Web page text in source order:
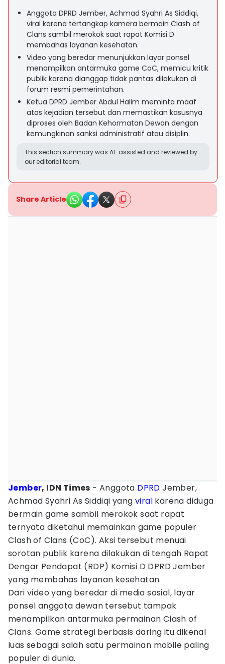
Anggota DPRD Jember, Achmad Syahri As Siddiqi,
viral karena tertangkap kamera bermain Clash of
Clans sambil merokok saat rapat Komisi D
membahas layanan kesehatan.
Video yang beredar menunjukkan layar ponsel
menampilkan antarmuka game CoC, memicu kritik
publik karena dianggap tidak pantas dilakukan di
forum resmi pemerintahan.
Ketua DPRD Jember Abdul Halim meminta maaf
atas kejadian tersebut dan memastikan kasusnya
diproses oleh Badan Kehormatan Dewan dengan
kemungkinan sanksi administratif atau disiplin.
This section summary was AI-assisted and reviewed by
our editorial team.
Share Article
Jember, IDN Times - Anggota DPRD Jember,
Achmad Syahri As Siddiqi yang viral karena diduga
bermain game sambil merokok saat rapat
ternyata diketahui memainkan game populer
Clash of Clans (CoC). Aksi tersebut menuai
sorotan publik karena dilakukan di tengah Rapat
Dengar Pendapat (RDP) Komisi D DPRD Jember
yang membahas layanan kesehatan.
Dari video yang beredar di media sosial, layar
ponsel anggota dewan tersebut tampak
menampilkan antarmuka permainan Clash of
Clans. Game strategi berbasis daring itu dikenal
luas sebagai salah satu permainan mobile paling
populer di dunia.